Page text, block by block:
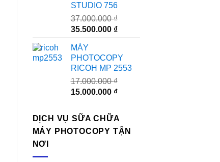
STUDIO 756
37.000.000₫
Giá
là:
37.000.000 ₫.
35.500.000 ₫Giá
là:
35.500.000 ₫.
MÁY
PHOTOCOPY
RICOH MP 2553
17.000.000₫
Giá
17.000.000 ₫.
15.000.000 ₫Giá
là:
15.000.000 ₫.
DỊCH VỤ SỮA CHỮA
MÁY PHOTOCOPY TẬN
NƠI